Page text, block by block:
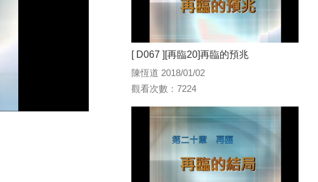
[ D067 ][再臨20]再臨的預兆
陳恆道 2018/01/02
觀看次數：7224